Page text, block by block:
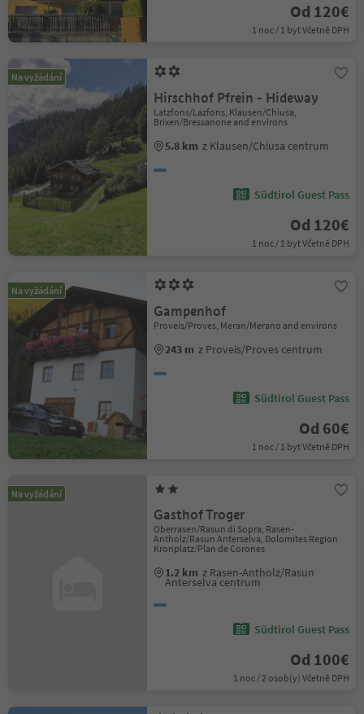
Od 120€
1 noc / 1 byt Včetně DPH
Na vyžádání
Hirschhof Pfrein - Hideway
Latzfons/Lazfons, Klausen/Chiusa,
Brixen/Bressanone and environs
5.8 km z Klausen/Chiusa centrum
Südtirol Guest Pass
Od 120€
1 noc / 1 byt Včetně DPH
Na vyžádání
Gampenhof
Proveis/Proves, Meran/Merano and environs
243 m z Proveis/Proves centrum
Südtirol Guest Pass
Od 60€
1 noc / 1 byt Včetně DPH
Na vyžádání
Gasthof Troger
Oberrasen/Rasun di Sopra, Rasen-
Antholz/Rasun Anterselva, Dolomites Region
Kronplatz/Plan de Corones
1.2 km z Rasen-Antholz/Rasun
Anterselva centrum
Südtirol Guest Pass
Od 100€
1 noc / 2 osob(y) Včetně DPH